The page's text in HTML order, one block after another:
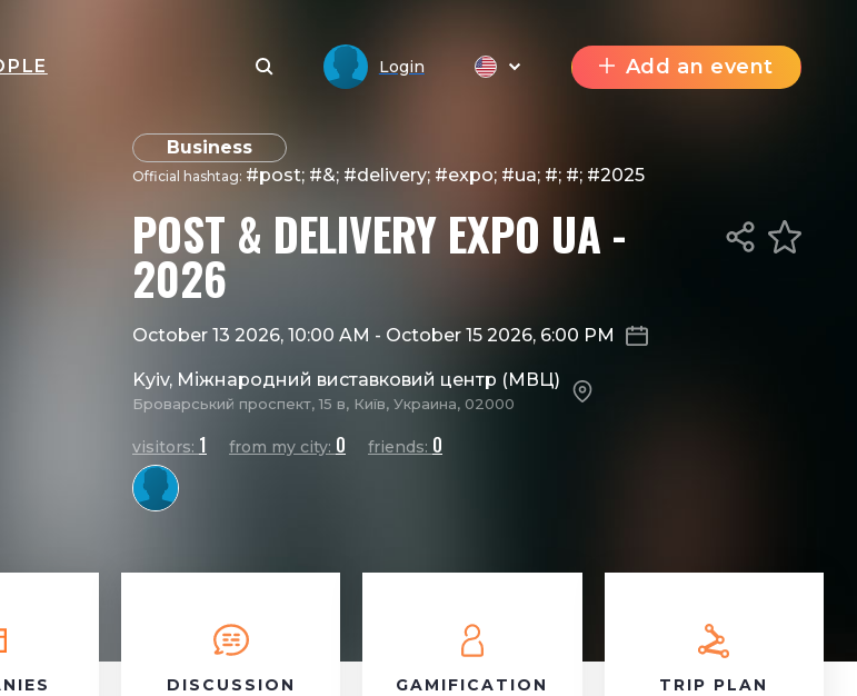
Login Add an event
Business
Official hashtag: #post; #&; #delivery; #expo; #ua; #; #; #2025
POST & DELIVERY EXPO UA -
2026
October 13 2026, 10:00 AM - October 15 2026, 6:00 PM
Kyiv, Міжнародний виставковий центр (МВЦ)
Броварський проспект, 15 в, Київ, Украина, 02000
visitors: 1 from my city: 0 friends: 0
DISCUSSION GAMIFICATION TRIP PLAN